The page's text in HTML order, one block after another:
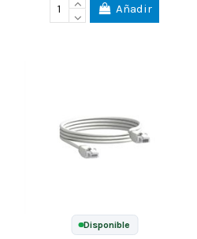
Añadir
Disponible